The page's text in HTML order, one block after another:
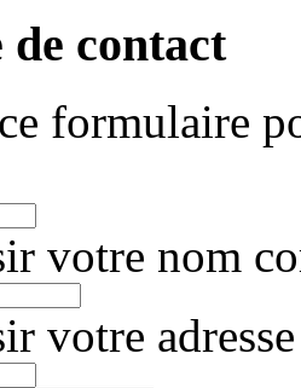
contact
formulaire
votre nom
votre